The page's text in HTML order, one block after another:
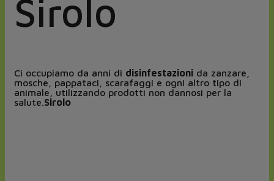
Sirolo
Ci occupiamo da anni di disinfestazioni da zanzare,
mosche, pappataci, scarafaggi e ogni altro tipo di
animale, utilizzando prodotti non dannosi per la
salute.Sirolo